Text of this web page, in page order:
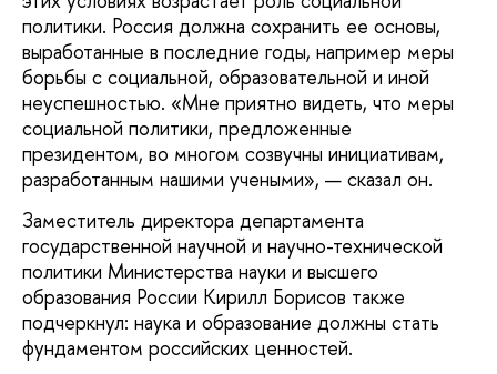
политики. Россия должна сохранить ее основы,
выработанные в последние годы, например меры
борьбы с социальной, образовательной и иной
неуспешностью. «Мне приятно видеть, что меры
социальной политики, предложенные
президентом, во многом созвучны инициативам,
разработанным нашими учеными», — сказал он.
Заместитель директора департамента
государственной научной и научно-технической
политики Министерства науки и высшего
образования России Кирилл Борисов также
подчеркнул: наука и образование должны стать
фундаментом российских ценностей.